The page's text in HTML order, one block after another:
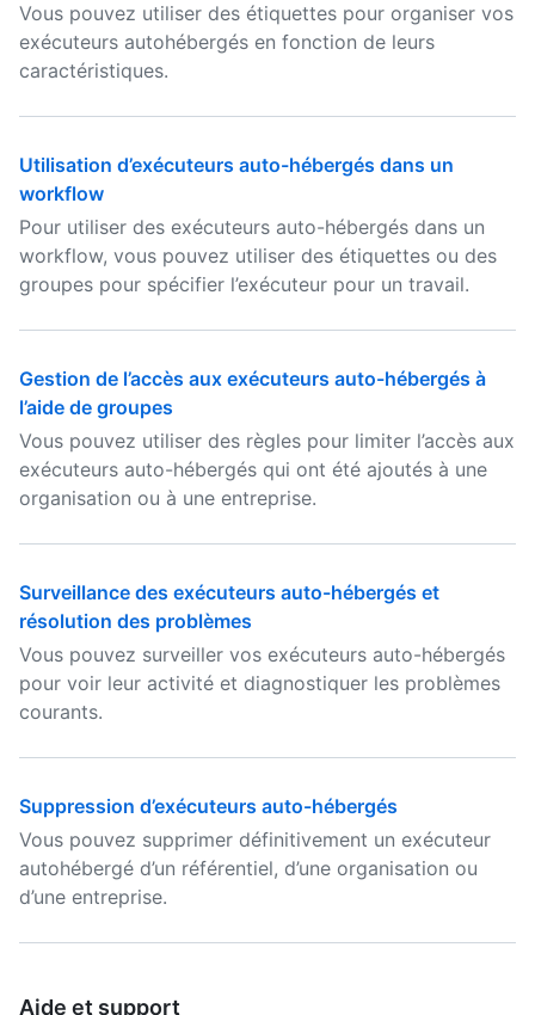
Vous pouvez utiliser des étiquettes pour organiser vos
exécuteurs autohébergés en fonction de leurs
caractéristiques.
Utilisation d’exécuteurs auto-hébergés dans un
workflow
Pour utiliser des exécuteurs auto-hébergés dans un
workflow, vous pouvez utiliser des étiquettes ou des
groupes pour spécifier l’exécuteur pour un travail.
Gestion de l’accès aux exécuteurs auto-hébergés à
l’aide de groupes
Vous pouvez utiliser des règles pour limiter l’accès aux
exécuteurs auto-hébergés qui ont été ajoutés à une
organisation ou à une entreprise.
Surveillance des exécuteurs auto-hébergés et
résolution des problèmes
Vous pouvez surveiller vos exécuteurs auto-hébergés
pour voir leur activité et diagnostiquer les problèmes
courants.
Suppression d’exécuteurs auto-hébergés
Vous pouvez supprimer définitivement un exécuteur
autohébergé d’un référentiel, d’une organisation ou
d’une entreprise.
Aide et support